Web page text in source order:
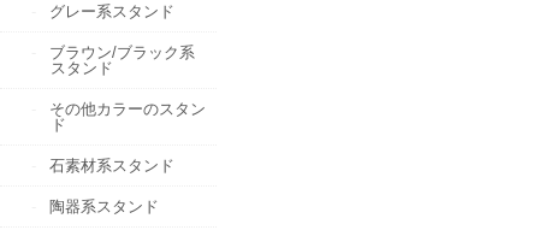
グレー系スタンド
ブラウン/ブラック系
スタンド
その他カラーのスタン
ド
石素材系スタンド
陶器系スタンド